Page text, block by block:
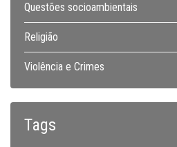
Questões socioambientais
Religião
Violência e Crimes
Tags